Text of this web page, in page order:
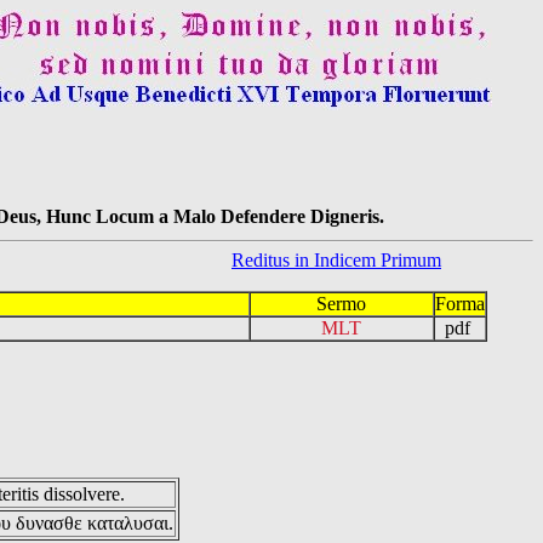
Hunc Locum a Malo Defendere Digneris.
Reditus in Indicem Primum
Sermo
Forma
MLT pdf
dissolvere.
δυνασθε καταλυσαι.